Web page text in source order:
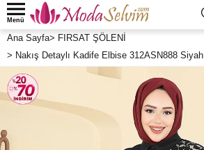
Menü
Ana Sayfa> FIRSAT ŞÖLENİ
> Nakış Detaylı Kadife Elbise 312ASN888 Siyah